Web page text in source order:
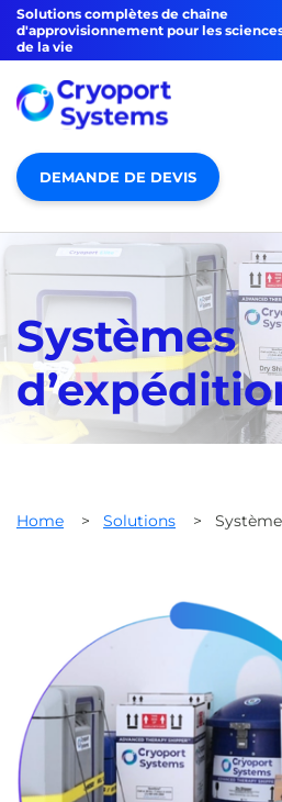
Solutions complètes de chaîne
d'approvisionnement pour les
de la vie
DEMANDE DE DEVIS
Systèmes
Home > Solutions >